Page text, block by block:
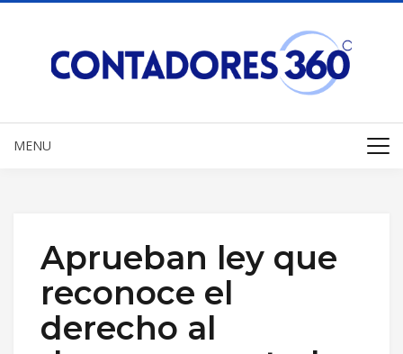
MENU
Aprueban ley que
reconoce el
derecho al